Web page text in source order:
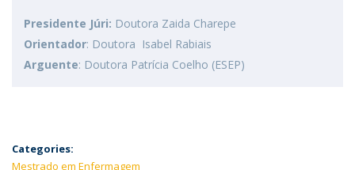
Presidente Júri: Doutora Zaida Charepe
Orientador: Doutora Isabel Rabiais
Arguente: Doutora Patrícia Coelho (ESEP)
Categories:
Mestrado em Enfermagem